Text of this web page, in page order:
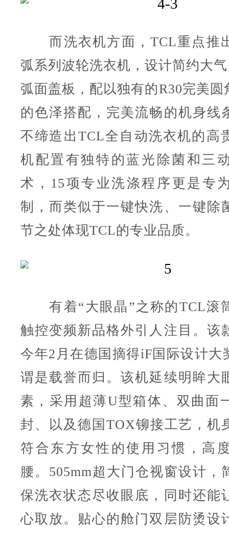
而洗衣机方面，TCL重点推
弧系列波轮洗衣机，设计简约大
弧面盖板，配以独有的R30完美圆
的色泽搭配，完美流畅的机身线
不缔造出TCL全自动洗衣机的高
机配置有独特的蓝光除菌和三
术，15项专业洗涤程序更是专
制，而类似于一键快洗、一键除
节之处体现TCL的专业品质。
有着“大眼晶”之称的TCL滚
触控变频新品格外引人注目。该
今年2月在德国摘得iF国际设计大
谓是载誉而归。该机延续明眸大
素，采用超薄U型箱体、双曲面
封、以及德国TOX铆接工艺，机
符合东方女性的使用习惯，高
腰。505mm超大门仓视窗设计，
保洗衣状态尽收眼底，同时还能
心取放。贴心的舱门双层防烫设